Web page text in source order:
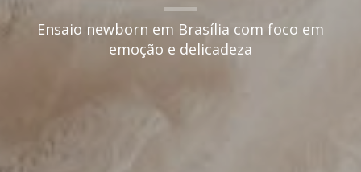
Ensaio newborn em Brasília com foco em
emoção e delicadeza